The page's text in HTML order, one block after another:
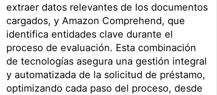
extraer datos relevantes de los documentos
cargados, y Amazon Comprehend, que
identifica entidades clave durante el
proceso de evaluación. Esta combinación
de tecnologías asegura una gestión integral
y automatizada de la solicitud de préstamo,
optimizando cada paso del proceso, desde